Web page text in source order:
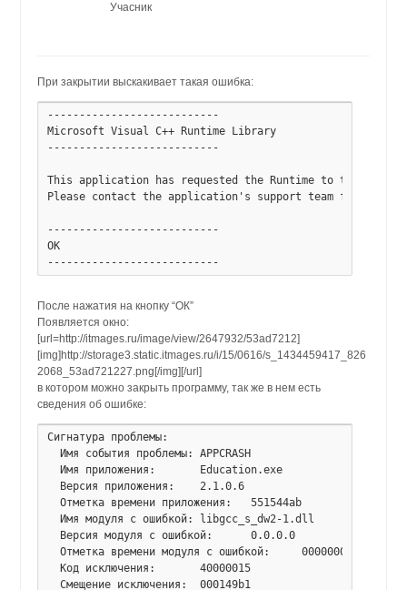
Учасник
При закрытии выскакивает такая ошибка:
---------------------------
Microsoft Visual C++ Runtime Library
---------------------------
This application has requested the Runtime to
Please contact the application's support team for more
---------------------------
ОК
После нажатия на кнопку “ОК”
Появляется окно:
[url=http://itmages.ru/image/view/2647932/53ad7212]
[img]http://storage3.static.itmages.ru/i/15/0616/s_1434459417_826
2068_53ad721227.png[/img][/url]
в котором можно закрыть программу, так же в нем есть
сведения об ошибке:
Сигнатура проблемы:
  Имя события проблемы:	APPCRASH
  Имя приложения:	Education.exe
  Версия приложения:	2.1.0.6
  Отметка времени приложения:	551544ab
  Имя модуля с ошибкой:	libgcc_s_dw2-1.dll
  Версия модуля с ошибкой:	0.0.0.0
  Отметка времени модуля с ошибкой:	00000000
  Код исключения:	40000015
  Смещение исключения:	000149b1